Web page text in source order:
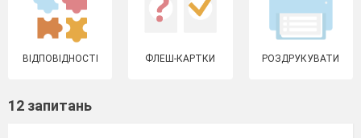
ВІДПОВІДНОСТІ ФЛЕШ-КАРТКИ РОЗДРУКУВАТИ
12 запитань